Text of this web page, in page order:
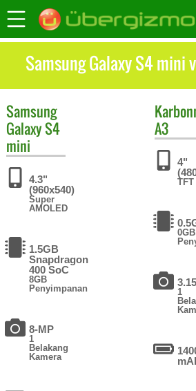
Samsung Galaxy S4 mini
Samsung
Galaxy S4
mini
4.3"
(960x540)
Super
AMOLED
1.5GB
Snapdragon
400 SoC
8GB
Penyimpanan
8-MP
1
Belakang
Kamera
A3
4"
TFT
0GB
1